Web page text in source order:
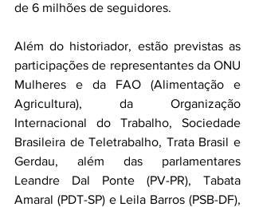
de 6 milhões de seguidores.
Além do historiador, estão previstas as
participações de representantes da ONU
Mulheres e da FAO (Alimentação e
Agricultura), da Organização
Internacional do Trabalho, Sociedade
Brasileira de Teletrabalho, Trata Brasil e
Gerdau, além das parlamentares
Leandre Dal Ponte (PV-PR), Tabata
Amaral (PDT-SP) e Leila Barros (PSB-DF),